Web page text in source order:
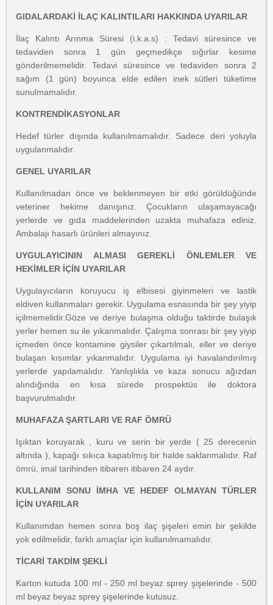
GIDALARDAKİ İLAÇ KALINTILARI HAKKINDA UYARILAR
İlaç Kalıntı Arınma Süresi (i.k.a.s) : Tedavi süresince ve
tedaviden sonra 1 gün geçmedikçe sığırlar kesime
gönderilmemelidir. Tedavi süresince ve tedaviden sonra 2
sağım (1 gün) boyunca elde edilen inek sütleri tüketime
sunulmamalıdır.
KONTRENDİKASYONLAR
Hedef türler dışında kullanılmamalıdır. Sadece deri yoluyla
uygulanmalıdır.
GENEL UYARILAR
Kullanılmadan önce ve beklenmeyen bir etki görüldüğünde
veteriner hekime danışınız. Çocukların ulaşamayacağı
yerlerde ve gıda maddelerinden uzakta muhafaza ediniz.
Ambalajı hasarlı ürünleri almayınız.
UYGULAYICININ ALMASI GEREKLİ ÖNLEMLER VE
HEKİMLER İÇİN UYARILAR
Uygulayıcıların koruyucu iş elbisesi giyinmeleri ve lastik
eldiven kullanmaları gerekir. Uygulama esnasında bir şey yiyip
içilmemelidir.Göze ve deriye bulaşma olduğu taktirde bulaşık
yerler hemen su ile yıkanmalıdır. Çalışma sonrası bir şey yiyip
içmeden önce kontamine giysiler çıkartılmalı, eller ve deriye
bulaşan kısımlar yıkanmalıdır. Uygulama iyi havalandırılmış
yerlerde yapılamalıdır. Yanlışlıkla ve kaza sonucu ağızdan
alındığında en kısa sürede prospektüs ile doktora
başvurulmalıdır.
MUHAFAZA ŞARTLARI VE RAF ÖMRÜ
Işıktan koruyarak , kuru ve serin bir yerde ( 25 derecenin
altında ), kapağı sıkıca kapatılmış bir halde saklanmalıdır. Raf
ömrü, imal tarihinden itibaren itibaren 24 aydır.
KULLANIM SONU İMHA VE HEDEF OLMAYAN TÜRLER
İÇİN UYARILAR
Kullanımdan hemen sonra boş ilaç şişeleri emin bir şekilde
yok edilmelidir, farklı amaçlar için kullanılmamalıdır.
TİCARİ TAKDİM ŞEKLİ
Karton kutuda 100 ml - 250 ml beyaz sprey şişelerinde - 500
ml beyaz beyaz sprey şişelerinde kutusuz.